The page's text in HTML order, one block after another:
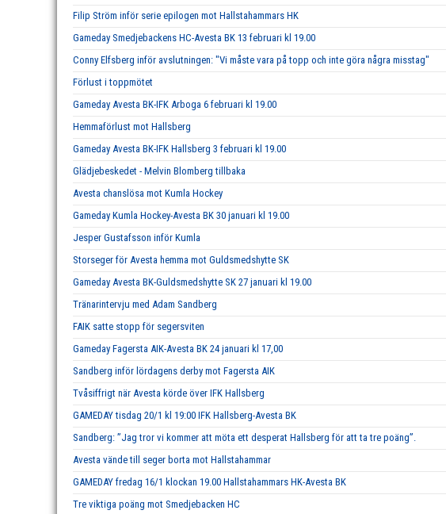
Filip Ström inför serie epilogen mot Hallstahammars HK
Gameday Smedjebackens HC-Avesta BK 13 februari kl 19.00
Conny Elfsberg inför avslutningen: "Vi måste vara på topp och inte göra några misstag"
Förlust i toppmötet
Gameday Avesta BK-IFK Arboga 6 februari kl 19.00
Hemmaförlust mot Hallsberg
Gameday Avesta BK-IFK Hallsberg 3 februari kl 19.00
Glädjebeskedet - Melvin Blomberg tillbaka
Avesta chanslösa mot Kumla Hockey
Gameday Kumla Hockey-Avesta BK 30 januari kl 19.00
Jesper Gustafsson inför Kumla
Storseger för Avesta hemma mot Guldsmedshytte SK
Gameday Avesta BK-Guldsmedshytte SK 27 januari kl 19.00
Tränarintervju med Adam Sandberg
FAIK satte stopp för segersviten
Gameday Fagersta AIK-Avesta BK 24 januari kl 17,00
Sandberg inför lördagens derby mot Fagersta AIK
Tvåsiffrigt när Avesta körde över IFK Hallsberg
GAMEDAY tisdag 20/1 kl 19:00 IFK Hallsberg-Avesta BK
Sandberg: ”Jag tror vi kommer att möta ett desperat Hallsberg för att ta tre poäng”.
Avesta vände till seger borta mot Hallstahammar
GAMEDAY fredag 16/1 klockan 19.00 Hallstahammars HK-Avesta BK
Tre viktiga poäng mot Smedjebacken HC